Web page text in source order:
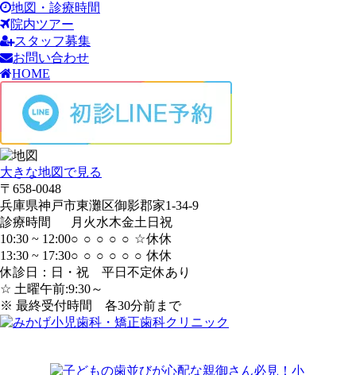
地図・診療時間
院内ツアー
スタッフ募集
お問い合わせ
HOME
大きな地図で見る
〒658-0048
兵庫県神戸市東灘区御影郡家1-34-9
診療時間
月 火水木金土 日 祝
10:30 ~ 12:00○ ○ ○ ○ ○ ☆休休
13:30 ~ 17:30○ ○ ○ ○ ○ ○ 休休
休診日：日・祝 平日不定休あり
☆ 土曜午前:9:30～
※ 最終受付時間 各30分前まで